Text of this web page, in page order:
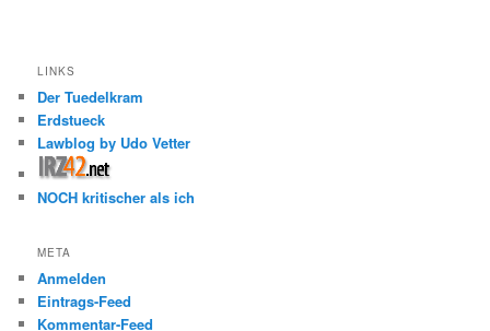
LINKS
Der Tuedelkram
Erdstueck
Lawblog by Udo Vetter
NOCH kritischer als ich
META
Anmelden
Eintrags-Feed
Kommentar-Feed